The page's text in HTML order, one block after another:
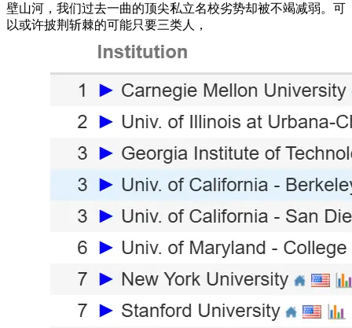
壁山河，我们过去一曲的顶尖私立名校劣势却被不竭减弱。可
以或许披荆斩棘的可能只要三类人，